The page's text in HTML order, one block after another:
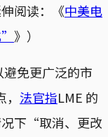
阅读：《中美电
》）
免更广泛的市
法官指LME 的
下“取消、更改